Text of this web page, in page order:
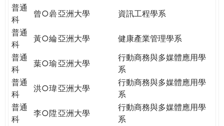
普通
科
曾○碞亞洲大學
資訊工程學系
普通
科
黃○綸亞洲大學
健康產業管理學系
普通
科
葉○瑜亞洲大學
行動商務與多媒體應用學
系
普通
科
洪○瑋亞洲大學
行動商務與多媒體應用學
系
普通
科
李○陞亞洲大學
行動商務與多媒體應用學
系